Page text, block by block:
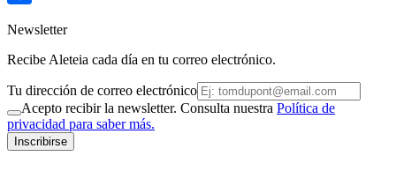
Newsletter
Recibe Aleteia cada día en tu correo electrónico.
Tu dirección de correo electrónico
Acepto recibir la newsletter. Consulta nuestra Política de
privacidad para saber más.
Inscribirse